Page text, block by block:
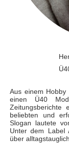
Aus einem
einen Ü40
Zeitungsberichte
beliebten und
Slogan lautete
Unter dem Label
über